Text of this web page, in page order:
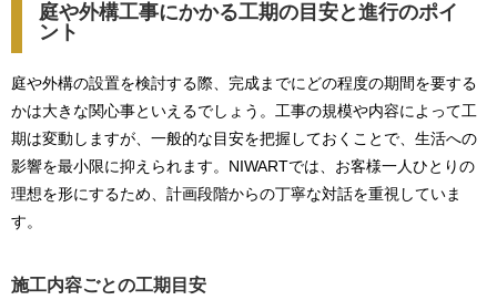
庭や外構工事にかかる工期の目安と進行のポイ
ント
庭や外構の設置を検討する際、完成までにどの程度の期間を要する
かは大きな関心事といえるでしょう。工事の規模や内容によって工
期は変動しますが、一般的な目安を把握しておくことで、生活への
影響を最小限に抑えられます。NIWARTでは、お客様一人ひとりの
理想を形にするため、計画段階からの丁寧な対話を重視していま
す。
施工内容ごとの工期目安